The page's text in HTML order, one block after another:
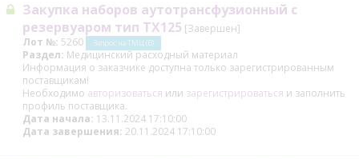
Закупка наборов аутотрансфузионный с
резервуаром тип TX125 [Завершен]
Лот №: 5260 Запрос на ТМЦ (В)
Раздел: Медицинский расходный материал
Информация о заказчике доступна только зарегистрированным
поставщикам!
Необходимо авторизоваться или зарегистрироваться и заполнить
профиль поставщика.
Дата начала: 13.11.2024 17:10:00
Дата завершения: 20.11.2024 17:10:00